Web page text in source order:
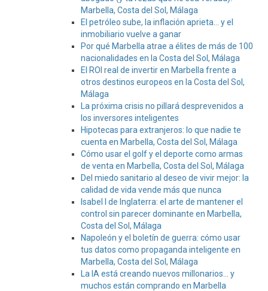
Marbella, Costa del Sol, Málaga
El petróleo sube, la inflación aprieta… y el
inmobiliario vuelve a ganar
Por qué Marbella atrae a élites de más de 100
nacionalidades en la Costa del Sol, Málaga
El ROI real de invertir en Marbella frente a
otros destinos europeos en la Costa del Sol,
Málaga
La próxima crisis no pillará desprevenidos a
los inversores inteligentes
Hipotecas para extranjeros: lo que nadie te
cuenta en Marbella, Costa del Sol, Málaga
Cómo usar el golf y el deporte como armas
de venta en Marbella, Costa del Sol, Málaga
Del miedo sanitario al deseo de vivir mejor: la
calidad de vida vende más que nunca
Isabel I de Inglaterra: el arte de mantener el
control sin parecer dominante en Marbella,
Costa del Sol, Málaga
Napoleón y el boletín de guerra: cómo usar
tus datos como propaganda inteligente en
Marbella, Costa del Sol, Málaga
La IA está creando nuevos millonarios… y
muchos están comprando en Marbella